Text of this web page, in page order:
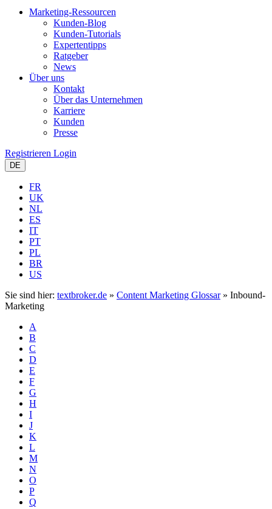
Marketing-Ressourcen
Kunden-Blog
Kunden-Tutorials
Expertentipps
Ratgeber
News
Über uns
Kontakt
Über das Unternehmen
Karriere
Kunden
Presse
Registrieren Login
DE
FR
UK
NL
ES
IT
PT
PL
BR
US
Sie sind hier: textbroker.de » Content Marketing Glossar» Inbound-
Marketing
A
B
C
D
E
F
G
H
I
J
K
L
M
N
O
P
Q